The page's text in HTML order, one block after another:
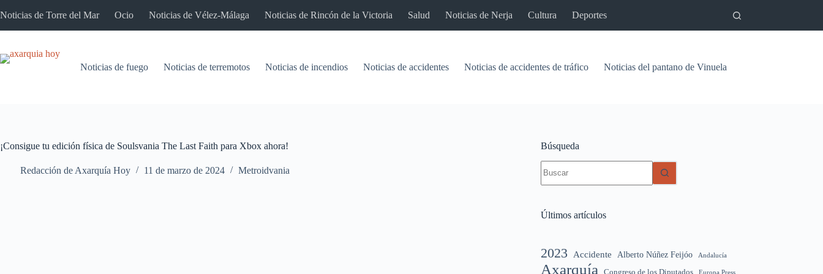
al
Noticias de Torre del Mar Ocio Noticias de Vélez-Málaga Noticias de Rincón de la Victoria Salud Noticias de Nerja Cultura Deportes
Noticias de fuego Noticias de terremotos Noticias de incendios Noticias de accidentes Noticias de accidentes de tráfico Noticias del pantano de Vinuela
¡Consigue tu edición física de Soulsvania The Last Faith para Xbox ahora!
Redacción de Axarquía Hoy 11 de marzo de 2024 Metroidvania
Búsqueda
resultados
Últimos artículos
2023 Accidente Alberto Núñez Feijóo Andalucía
Axarquía Congreso de los Diputados Europa Press